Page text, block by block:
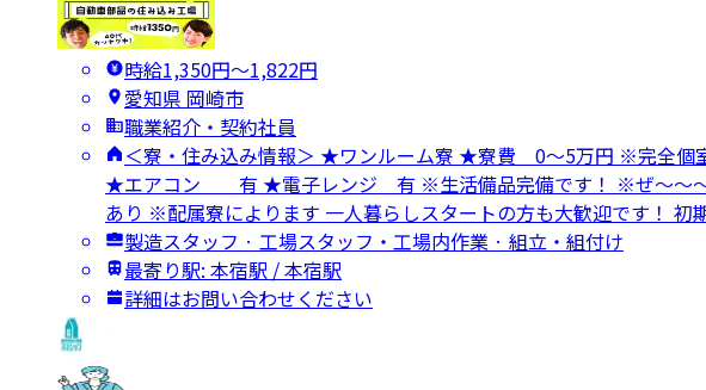
時給1,350円〜1,822円
愛知県 岡崎市
職業紹介・契約社員
＜寮・住み込み情報＞ ★ワンルーム寮 ★寮費 0～5
★エアコン 有 ★電子レンジ 有 ※生活備品完備です！ ※ぜ～～～ん
あり ※配属寮によります 一人暮らしスタートの方も大歓迎です！ 初
製造スタッフ · 工場スタッフ・工場内作業 · 組立・組付け
最寄り駅: 本宿駅 / 本宿駅
詳細はお問い合わせください